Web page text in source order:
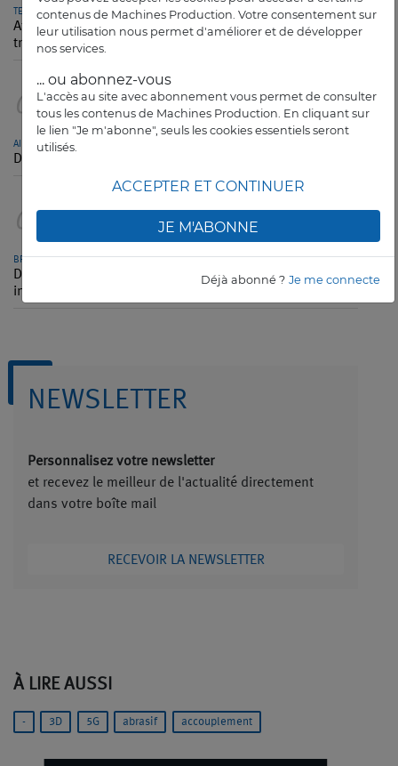
contenus de Machines Production. Votre consentement sur
leur utilisation nous permet d'améliorer et de développer
nos services.
... ou abonnez-vous
L'accès au site avec abonnement vous permet de consulter
tous les contenus de Machines Production. En cliquant sur
le lien "Je m'abonne", seuls les cookies essentiels seront
utilisés.
ACCEPTER ET CONTINUER
JE M'ABONNE
Déjà abonné ? Je me connecte
TECHNILOG
Atelier connecté : comment collecter, centraliser et
transmettre efficacement les données
04
AIRBUS HELICOPTERS
Des réservistes d’Airbus défileront le 14-Juillet à Paris
05
BPIFRANCE
Défi Flagships : une rampe de lancement pour l’industrie
intelligente
NEWSLETTER
Personnalisez votre newsletter
et recevez le meilleur de l'actualité directement
dans votre boîte mail
RECEVOIR LA NEWSLETTER
À LIRE AUSSI
- 3D 5G abrasif accouplement